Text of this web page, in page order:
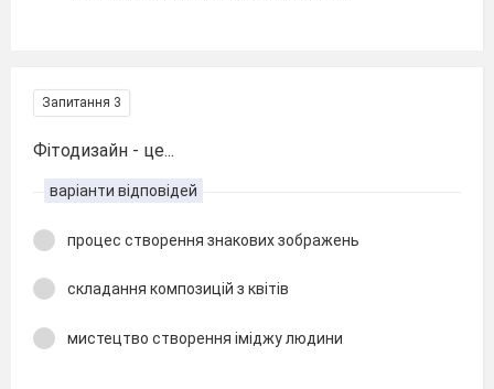
Запитання 3
Фітодизайн - це...
варіанти відповідей
процес створення знакових зображень
складання композицій з квітів
мистецтво створення іміджу людини